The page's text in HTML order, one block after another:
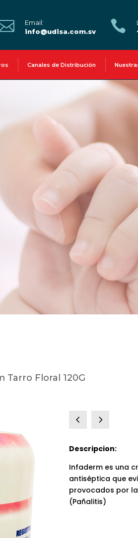
Email:
info@udisa.com.sv

Canales de Distribución
Tarro Floral 120G
4 5
Descripcion:
Infaderm es una
antiséptica que
provocados por
(Pañalitis)